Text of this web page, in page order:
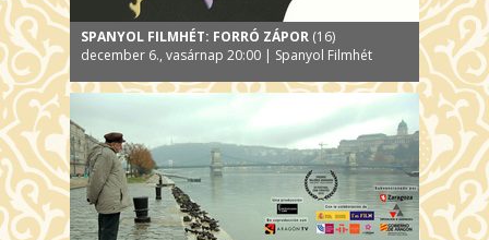
SPANYOL FILMHÉT: FORRÓ ZÁPOR (16)
december 6., vasárnap 20:00 | Spanyol Filmhét